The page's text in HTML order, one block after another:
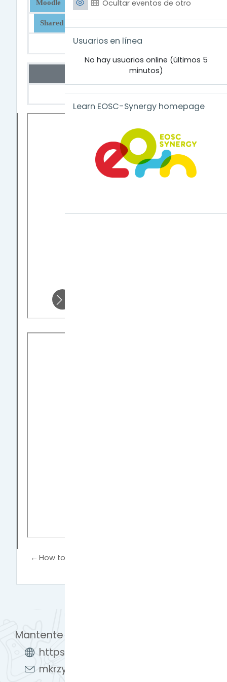
Moodle Videos Videochat Jupyter
Shared drive
Hackathon Manager
How to use our service?
How to create a course?
Videos
← How to copy a course?
Ocultar eventos de otro
Salta Usuarios en línea
Usuarios en línea
No hay usuarios online (últimos 5
minutos)
Learn EOSC-Synergy homepage
Mantente en contacto
https://learn.eosc-synergy.eu/
mkrzyzanek@man.poznan.pl